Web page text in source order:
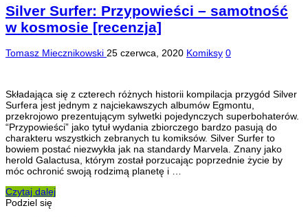
Silver Surfer: Przypowieści – samotność
w kosmosie [recenzja]
Tomasz Miecznikowski 25 czerwca, 2020 Komiksy 0
Składająca się z czterech różnych historii kompilacja przygód Silver
Surfera jest jednym z najciekawszych albumów Egmontu,
przekrojowo prezentującym sylwetki pojedynczych superbohaterów.
“Przypowieści” jako tytuł wydania zbiorczego bardzo pasują do
charakteru wszystkich zebranych tu komiksów. Silver Surfer to
bowiem postać niezwykła jak na standardy Marvela. Znany jako
herold Galactusa, którym został porzucając poprzednie życie by
móc ochronić swoją rodzimą planetę i …
Czytaj dalej
Podziel się